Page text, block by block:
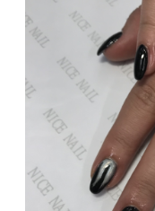
ネイルカタ
おすすめク
料金メニュ
コンセプト